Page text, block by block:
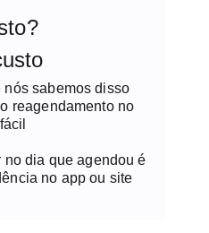
nós sabemos disso
reagendamento no
dia que agendou é
no app ou site